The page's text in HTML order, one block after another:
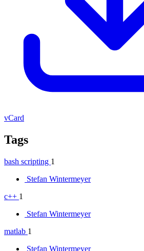
vCard
Tags
bash scripting 1
Stefan Wintermeyer
c++ 1
Stefan Wintermeyer
matlab 1
Stefan Wintermeyer